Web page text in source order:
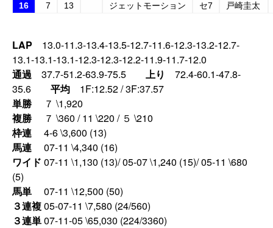
16
7 13 ジェットモーション セ7 戸崎圭太
LAP 13.0-11.3-13.4-13.5-12.7-11.6-12.3-13.2-12.7-
13.1-13.1-13.1-12.3-12.3-12.2-11.9-11.7-12.0
通過 37.7-51.2-63.9-75.5 上り 72.4-60.1-47.8-
35.6 平均 1F:12.52 / 3F:37.57
単勝
７ \1,920
複勝
７ \360 / 11 \220 / ５ \210
枠連
4-6 \3,600 (13)
馬連
07-11 \4,340 (16)
ワイド 07-11 \1,130 (13)/ 05-07 \1,240 (15)/ 05-11 \680
(5)
馬単
07-11 \12,500 (50)
３連複05-07-11 \7,580 (24/560)
３連単07-11-05 \65,030 (224/3360)